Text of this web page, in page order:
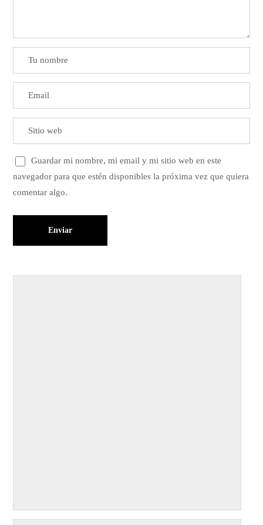
Guardar mi nombre, mi email y mi sitio web en este
navegador para que estén disponibles la próxima vez que quiera
comentar algo.